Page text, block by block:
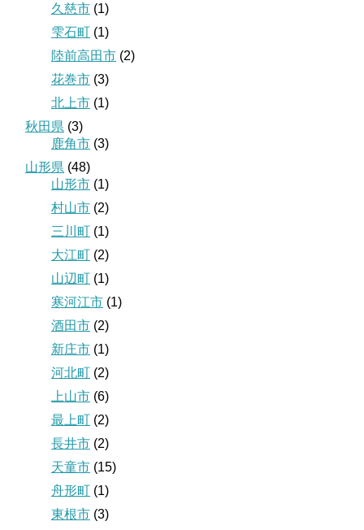
久慈市 (1)
雫石町 (1)
陸前高田市 (2)
花巻市 (3)
北上市 (1)
秋田県 (3)
鹿角市 (3)
山形県 (48)
山形市 (1)
村山市 (2)
三川町 (1)
大江町 (2)
山辺町 (1)
寒河江市 (1)
酒田市 (2)
新庄市 (1)
河北町 (2)
上山市 (6)
最上町 (2)
長井市 (2)
天童市 (15)
舟形町 (1)
東根市 (3)